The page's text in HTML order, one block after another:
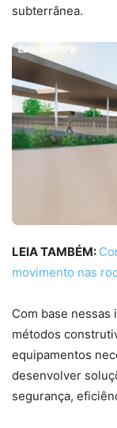
subterrânea.
LEIA TAMBÉM:
movimento nas
Com base
métodos
equipamentos
desenvolver
segurança,